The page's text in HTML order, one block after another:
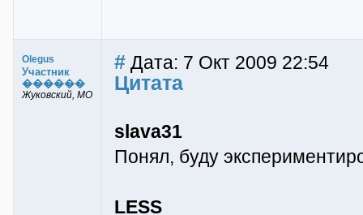
Olegus
Участник
������
Жуковский, МО
# Дата: 7 Окт 2009 22:54
Цитата
slava31
Понял, буду
LESS